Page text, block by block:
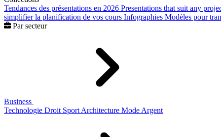
Tendances des présentations en 2026 Presentations that suit any
simplifier la planification de vos cours Infographies Modèles pour
Par secteur
Business
Technologie Droit Sport Architecture Mode Argent